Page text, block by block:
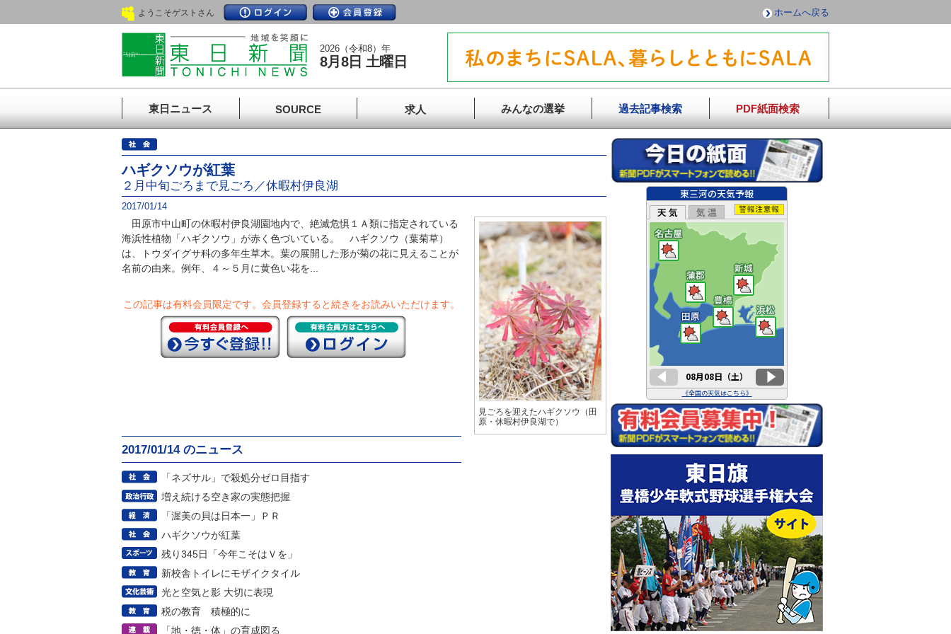
ようこそゲストさん ホームへ戻る
2026（令和8）年
8月8日 土曜日
東日ニュース SOURCE 求人 みんなの選挙 過去記事検索 PDF紙面検索
ハギクソウが紅葉
２月中旬ごろまで見ごろ／休暇村伊良湖
2017/01/14
田原市中山町の休暇村伊良湖園地内で、絶滅危惧１Ａ類に指定されている
海浜性植物「ハギクソウ」が赤く色づいている。 ハギクソウ（葉菊草）
は、トウダイグサ科の多年生草木。葉の展開した形が菊の花に見えることが
名前の由来。例年、４～５月に黄色い花を...
この記事は有料会員限定です。 会員登録すると続きをお読みいただけます。
2017/01/14 のニュース
「ネズサル」で殺処分ゼロ目指す
増え続ける空き家の実態把握
「渥美の貝は日本一」ＰＲ
ハギクソウが紅葉
残り345日「今年こそはＶを」
新校舎トイレにモザイクタイル
光と空気と影 大切に表現
税の教育 積極的に
「地・徳・体」の育成図る
見ごろを迎えたハギクソウ（田
原・休暇村伊良湖で）